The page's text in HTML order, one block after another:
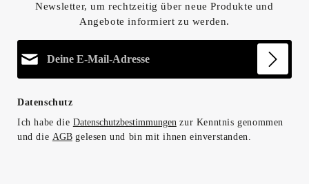
Newsletter, um rechtzeitig über neue Produkte und
Angebote informiert zu werden.
Datenschutz
Ich habe die Datenschutzbestimmungenzur Kenntnis genommen
und die AGBgelesen und bin mit ihnen einverstanden.